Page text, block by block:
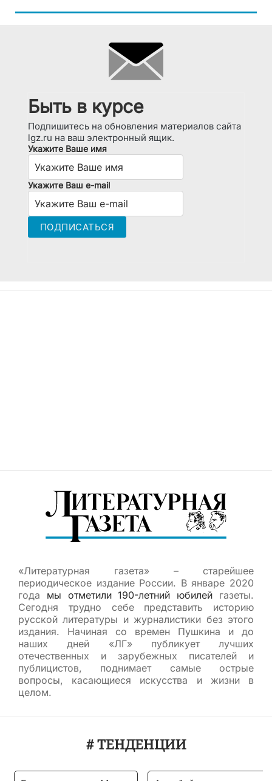
Быть в курсе
Подпишитесь на обновления материалов сайта
lgz.ru на ваш электронный ящик.
Укажите Ваше имя
Укажите Ваш e-mail
«Литературная газета» – старейшее
периодическое издание России. В январе 2020
года мы отметили 190-летний юбилей газеты.
Сегодня трудно себе представить историю
русской литературы и журналистики без этого
издания. Начиная со времен Пушкина и до
наших дней «ЛГ» публикует лучших
отечественных и зарубежных писателей и
публицистов, поднимает самые острые
вопросы, касающиеся искусства и жизни в
целом.
# ТЕНДЕНЦИИ